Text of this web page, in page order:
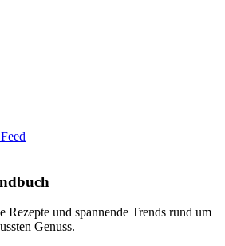
Rezepte und spannende Trends rund um
Genuss.